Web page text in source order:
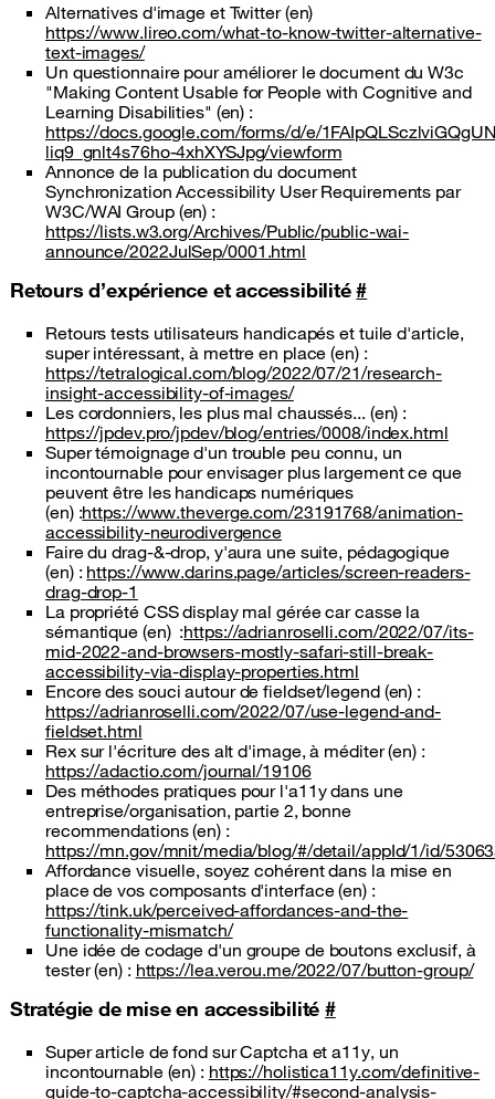
Alternatives d'image et Twitter (en)
https://www.lireo.com/what-to-know-twitter-alternative-
text-images/
Un questionnaire pour améliorer le document du W3c
"Making Content Usable for People with Cognitive and
Learning Disabilities" (en) :
https://docs.google.com/forms/d/e/
liq9_gnlt4s76ho-4xhXYSJpg/viewform
Annonce de la publication du document
Synchronization Accessibility User Requirements par
W3C/WAI Group (en) :
https://lists.w3.org/Archives/Public/public-wai-
announce/2022JulSep/0001.html
Retours d’expérience et accessibilité#
Retours tests utilisateurs handicapés et tuile d'article,
super intéressant, à mettre en place (en) :
https://tetralogical.com/blog/2022/07/21/research-
insight-accessibility-of-images/
Les cordonniers, les plus mal chaussés... (en) :
https://jpdev.pro/jpdev/blog/entries/0008/index.html
Super témoignage d'un trouble peu connu, un
incontournable pour envisager plus largement ce que
peuvent être les handicaps numériques
(en) :https://www.theverge.com/23191768/animation-
accessibility-neurodivergence
Faire du drag-&-drop, y'aura une suite, pédagogique
(en) : https://www.darins.page/articles/screen-readers-
drag-drop-1
La propriété CSS display mal gérée car casse la
sémantique (en) :https://adrianroselli.com/2022/07/its-
mid-2022-and-browsers-mostly-safari-still-break-
accessibility-via-display-properties.html
Encore des souci autour de fieldset/legend (en) :
https://adrianroselli.com/2022/07/use-legend-and-
fieldset.html
Rex sur l'écriture des alt d'image, à méditer (en) :
https://adactio.com/journal/19106
Des méthodes pratiques pour l'a11y dans une
entreprise/organisation, partie 2, bonne
recommendations (en) :
https://mn.gov/mnit/media/blog/#/detail/appId/1/id/
Affordance visuelle, soyez cohérent dans la mise en
place de vos composants d'interface (en) :
https://tink.uk/perceived-affordances-and-the-
functionality-mismatch/
Une idée de codage d'un groupe de boutons exclusif, à
tester (en) : https://lea.verou.me/2022/07/button-group/
Stratégie de mise en accessibilité #
Super article de fond sur Captcha et a11y, un
incontournable (en) : https://holistica11y.com/definitive-
guide-to-captcha-accessibility/#second-analysis-